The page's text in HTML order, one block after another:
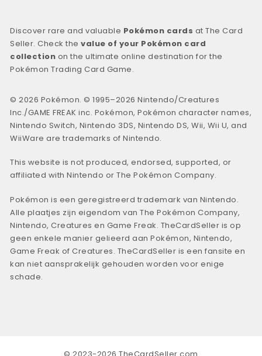
Discover rare and valuable Pokémon cards at The Card
Seller. Check thevalue of your Pokémon card
collection on the ultimate online destination for the
Pokémon Trading Card Game.
© 2026 Pokémon. © 1995–2026 Nintendo/Creatures
Inc./GAME FREAK inc. Pokémon, Pokémon character names,
Nintendo Switch, Nintendo 3DS, Nintendo DS, Wii, Wii U, and
WiiWare are trademarks of Nintendo.
This website is not produced, endorsed, supported, or
affiliated with Nintendo or The Pokémon Company.
Pokémon is een geregistreerd trademark van Nintendo.
Alle plaatjes zijn eigendom van The Pokémon Company,
Nintendo, Creatures en Game Freak. TheCardSeller is op
geen enkele manier gelieerd aan Pokémon, Nintendo,
Game Freak of Creatures. TheCardSeller is een fansite en
kan niet aansprakelijk gehouden worden voor enige
schade.
© 2023-2026 TheCardSeller.com